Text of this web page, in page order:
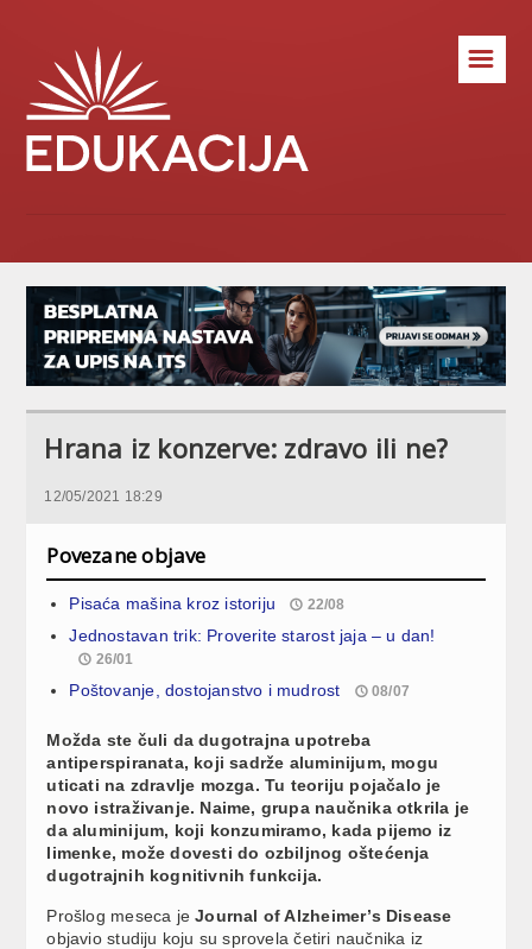
☰
Hrana iz konzerve: zdravo ili ne?
12/05/2021 18:29
Povezane objave
Pisaća mašina kroz istoriju 22/08
Jednostavan trik: Proverite starost jaja – u dan!
26/01
Poštovanje, dostojanstvo i mudrost 08/07
Možda ste čuli da dugotrajna upotreba
antiperspiranata, koji sadrže aluminijum, mogu
uticati na zdravlje mozga. Tu teoriju pojačalo je
novo istraživanje. Naime, grupa naučnika otkrila je
da aluminijum, koji konzumiramo, kada pijemo iz
limenke, može dovesti do ozbiljnog oštećenja
dugotrajnih kognitivnih funkcija.
Prošlog meseca jeJournal of Alzheimer’s Disease
objavio studiju koju su sprovela četiri naučnika iz